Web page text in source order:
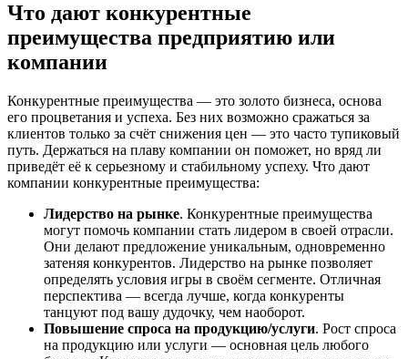
Что дают конкурентные
преимущества предприятию или
компании
Конкурентные преимущества — это золото бизнеса, основа
его процветания и успеха. Без них возможно сражаться за
клиентов только за счёт снижения цен — это часто тупиковый
путь. Держаться на плаву компании он поможет, но вряд ли
приведёт её к серьезному и стабильному успеху. Что дают
компании конкурентные преимущества:
Лидерство на рынке. Конкурентные преимущества
могут помочь компании стать лидером в своей отрасли.
Они делают предложение уникальным, одновременно
затеняя конкурентов. Лидерство на рынке позволяет
определять условия игры в своём сегменте. Отличная
перспектива — всегда лучше, когда конкуренты
танцуют под вашу дудочку, чем наоборот.
Повышение спроса на продукцию/услуги. Рост спроса
на продукцию или услуги — основная цель любого